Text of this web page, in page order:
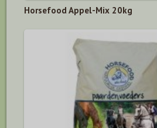
Horsefood Appel-Mix 20kg